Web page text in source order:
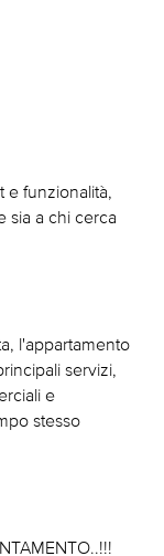
e funzionalità,
sia a chi cerca
l'appartamento
servizi,
e
stesso